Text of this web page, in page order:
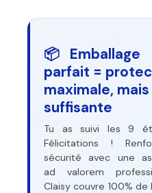
📦 Emballage
parfait =
maximale, mais
suffisante
Tu as suivi les 9
Félicitations !
sécurité avec une
ad valorem
Claisy couvre 100% de